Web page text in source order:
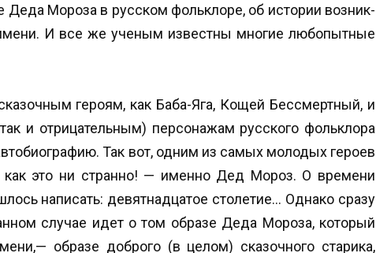
Деда Мороза в русском фольклоре, об истории возник-
имени. И все же ученым известны многие любопытные
героям, как Баба-Яга, Кощей Бессмертный, и
и отрицательным) персонажам русского фольклора
Так вот, одним из самых молодых героев
это ни странно! — именно Дед Мороз. О времени
написать: девятнадцатое столетие… Однако сразу
случае идет о том образе Деда Мороза, который
образе доброго (в целом) сказочного старика,